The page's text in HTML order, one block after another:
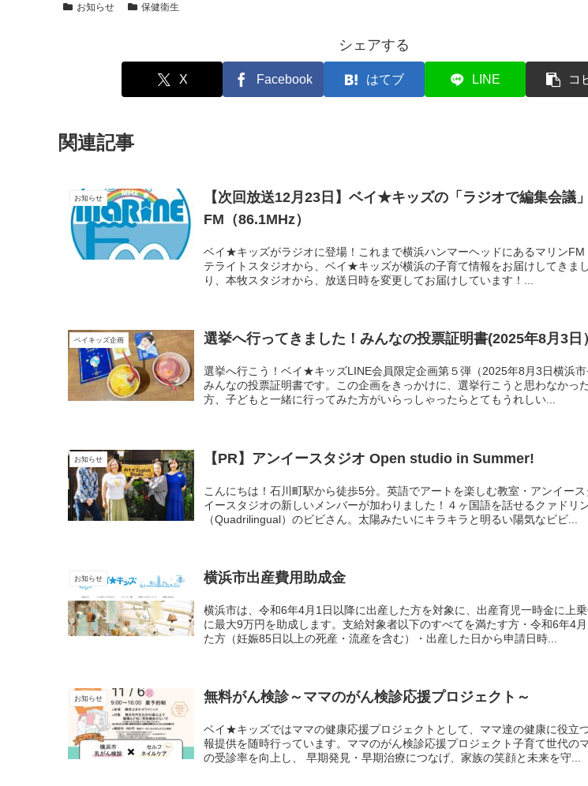
お知らせ 保健衛生
シェアする
X Facebook はてブ LINE コ
関連記事
お知らせ
【次回放送12月23日】ベイ★キッズの「ラジオで編集会議
FM（86.1MHz）
ベイ★キッズがラジオに登場！これまで横浜ハンマーヘッドにあるマリン
テライトスタジオから、ベイ★キッズが横浜の子育て情報をお届けしてきま
り、本牧スタジオから、放送日時を変更してお届けしています！...
ベイキッズ企画 選挙へ行ってきました！みんなの投票証明書(2025年8月3日
選挙へ行こう！ベイ★キッズLINE会員限定企画第５弾（2025年8月3日横浜
みんなの投票証明書です。この企画をきっかけに、選挙行こうと思わなかっ
方、子どもと一緒に行ってみた方がいらっしゃったらとてもうれしい...
お知らせ 【PR】アンイースタジオ Open studio in Summer!
こんにちは！石川町駅から徒歩5分。英語でアートを楽しむ教室・アンイー
イースタジオの新しいメンバーが加わりました！４ヶ国語を話せるクァドリ
（Quadrilingual）のビビさん。太陽みたいにキラキラと明るい陽気なビビ...
お知らせ 横浜市出産費用助成金
横浜市は、令和6年4月1日以降に出産した方を対象に、出産育児一時金に上
に最大9万円を助成します。支給対象者以下のすべてを満たす方・令和6年4
た方（妊娠85日以上の死産・流産を含む）・出産した日から申請日時...
お知らせ 無料がん検診～ママのがん検診応援プロジェクト～
ベイ★キッズではママの健康応援プロジェクトとして、ママ達の健康に役立
報提供を随時行っています。ママのがん検診応援プロジェクト子育て世代の
の受診率を向上し、 早期発見・早期治療につなげ、家族の笑顔と未来を守...